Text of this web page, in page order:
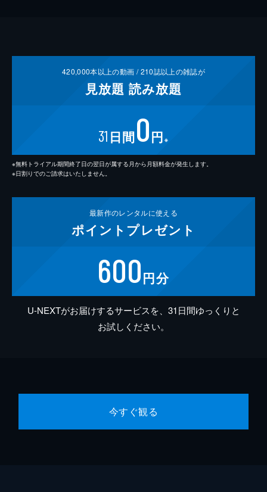
420,000本以上の動画 /210誌以上の雑誌が
見放題 読み放題
31 日間0円 ※
※無料トライアル期間終了日の翌日が属する月から月額料金が発生します。
※日割りでのご請求はいたしません。
最新作のレンタルに使える
ポイント プレゼント
600円分
U-NEXTがお届けするサービスを、31日間ゆっくりと
お試しください。
今すぐ観る